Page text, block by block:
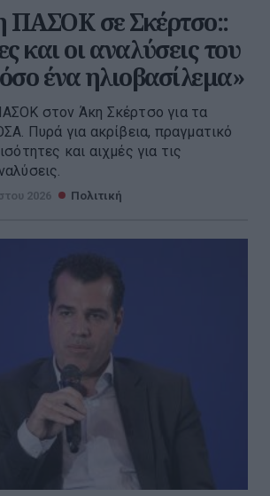
ΠΑΣΟΚ σε Σκέρτσο::
και οι αναλύσεις του
ένα ηλιοβασίλεμα»
στον Άκη Σκέρτσο για τα
Πυρά για ακρίβεια, πραγματικό
και αιχμές για τις
2026 Πολιτική